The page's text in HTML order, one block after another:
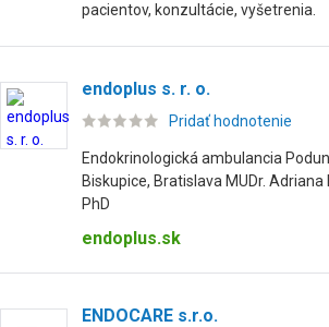
pacientov, konzultácie, vyšetrenia.
endoplus s. r. o.
Pridať hodnotenie
Endokrinologická ambulancia
Biskupice, Bratislava MUDr. Adriana
PhD
endoplus.sk
ENDOCARE s.r.o.